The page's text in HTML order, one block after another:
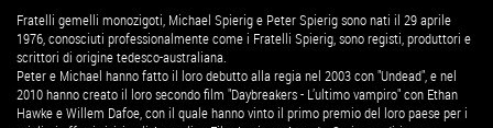
Fratelli gemelli monozigoti, Michael Spierig e Peter Spierig sono nati il 29 aprile
1976, conosciuti professionalmente come i Fratelli Spierig, sono registi, produttori e
scrittori di origine tedesco-australiana.
Peter e Michael hanno fatto il loro debutto alla regia nel 2003 con "Undead", e nel
2010 hanno creato il loro secondo film "Daybreakers - L’ultimo vampiro" con Ethan
Hawke e Willem Dafoe, con il quale hanno vinto il primo premio del loro paese per i